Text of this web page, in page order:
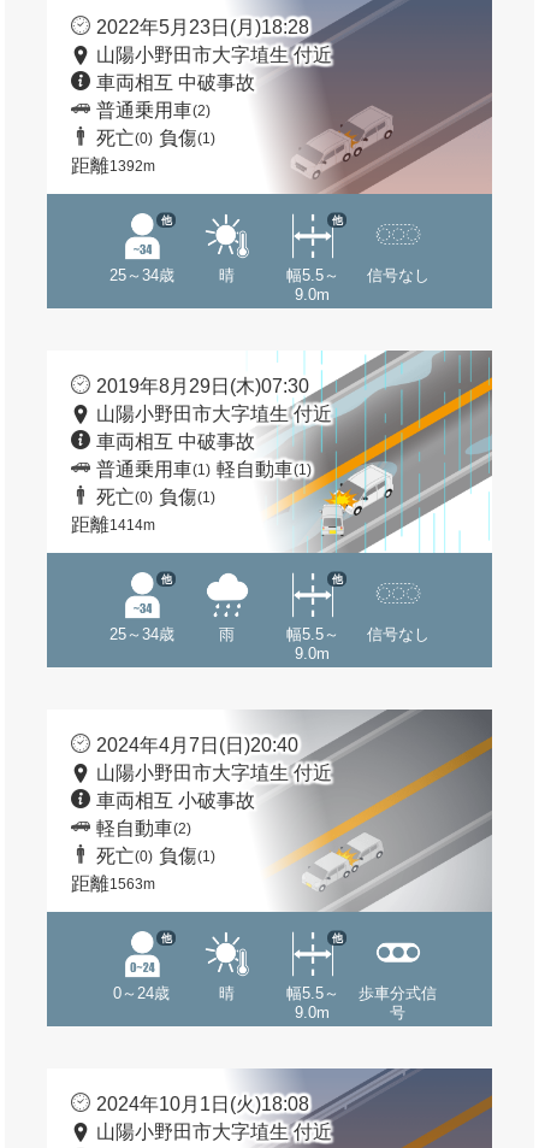
2022年5月23日(月)18:28
山陽小野田市大字埴生 付近
車両相互 中破事故
普通乗用車(2)
死亡(0) 負傷(1)
距離1392m
25～34歳
他
晴
幅5.5～
9.0m
他
信号なし
2019年8月29日(木)07:30
山陽小野田市大字埴生 付近
車両相互 中破事故
普通乗用車(1) 軽自動車(1)
死亡(0) 負傷(1)
距離1414m
25～34歳
他
雨
幅5.5～
9.0m
他
信号なし
2024年4月7日(日)20:40
山陽小野田市大字埴生 付近
車両相互 小破事故
軽自動車(2)
死亡(0) 負傷(1)
距離1563m
0～24歳
他
晴
幅5.5～
9.0m
他
歩車分式信
号
2024年10月1日(火)18:08
山陽小野田市大字埴生 付近